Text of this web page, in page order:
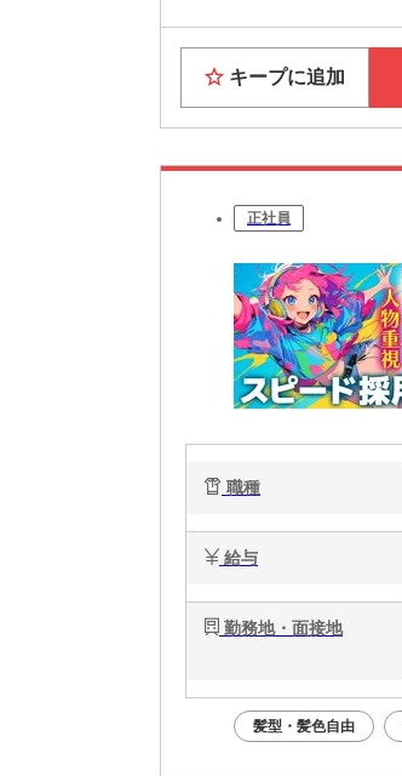
キープに追加
正社員
職種
給与
勤務地・面接地
髪型・髪色自由